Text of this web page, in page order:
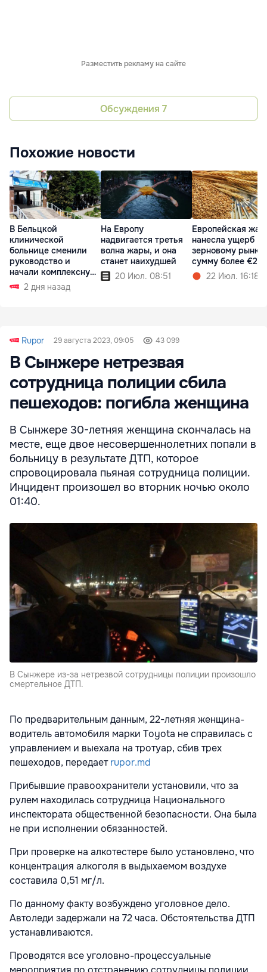
Разместить рекламу на сайте
Обсуждения 7
Похожие новости
В Бельцкой
клинической
больнице сменили
руководство и
начали комплексную
проверку
2 дня назад
На Европу
надвигается третья
волна жары, и она
станет наихудшей
20 Июл. 08:51
Европейская
нанесла ущерб
зерновому рынку
сумму более €2
22 Июл. 16:18
Rupor 29 августа 2023, 09:05 43 099
В Сынжере нетрезвая
сотрудница полиции сбила
пешеходов: погибла женщина
В Сынжере 30-летняя женщина скончалась на
месте, еще двое несовершеннолетних попали в
больницу в результате ДТП, которое
спровоцировала пьяная сотрудница полиции.
Инцидент произошел во вторник ночью около
01:40.
В Сынжере из-за нетрезвой сотрудницы полиции произошло
смертельное ДТП.
По предварительным данным, 22-летняя женщина-
водитель автомобиля марки Toyota не справилась с
управлением и выехала на тротуар, сбив трех
пешеходов, передаетrupor.md
Прибывшие правоохранители установили, что за
рулем находилась сотрудница Национального
инспектората общественной безопасности. Она была
не при исполнении обязанностей.
При проверке на алкотестере было установлено, что
концентрация алкоголя в выдыхаемом воздухе
составила 0,51 мг/л.
По данному факту возбуждено уголовное дело.
Автоледи задержали на 72 часа. Обстоятельства ДТП
устанавливаются.
Проводятся все уголовно-процессуальные